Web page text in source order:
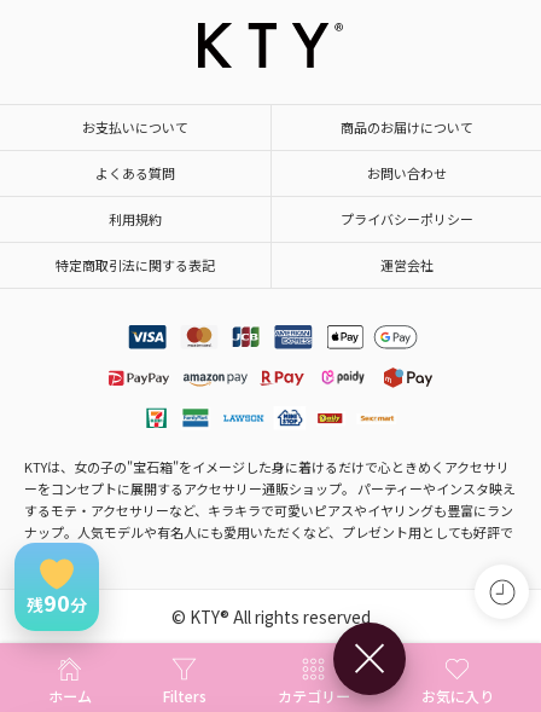
お支払いについて 商品のお届けについて
よくある質問 お問い合わせ
利用規約 プライバシーポリシー
特定商取引法に関する表記 運営会社
KTYは、女の子の"宝石箱"をイメージした身に着けるだけで心ときめくアクセサリ
ーをコンセプトに展開するアクセサリー通販ショップ。 パーティーやインスタ映え
するモテ・アクセサリーなど、キラキラで可愛いピアスやイヤリングも豊富にラン
ナップ。人気モデルや有名人にも愛用いただくなど、プレゼント用としても好評で
© KTY® All rights reserved
ホーム Filters カテゴリー お気に入り
×
残90分